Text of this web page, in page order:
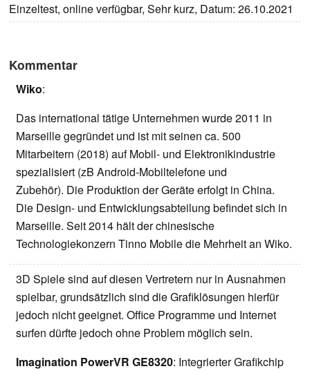
Einzeltest, online verfügbar, Sehr kurz, Datum: 26.10.2021
Kommentar
Wiko:
Das international tätige Unternehmen wurde 2011 in
Marseille gegründet und ist mit seinen ca. 500
Mitarbeitern (2018) auf Mobil- und Elektronikindustrie
spezialisiert (zB Android-Mobiltelefone und
Zubehör). Die Produktion der Geräte erfolgt in China.
Die Design- und Entwicklungsabteilung befindet sich in
Marseille. Seit 2014 hält der chinesische
Technologiekonzern Tinno Mobile die Mehrheit an Wiko.
3D Spiele sind auf diesen Vertretern nur in Ausnahmen
spielbar, grundsätzlich sind die Grafiklösungen hierfür
jedoch nicht geeignet. Office Programme und Internet
surfen dürfte jedoch ohne Problem möglich sein.
Imagination PowerVR GE8320: Integrierter Grafikchip